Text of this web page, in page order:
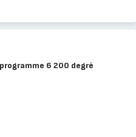
6 200 degré